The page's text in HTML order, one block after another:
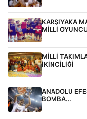
KARŞIYAKA
MİLLİ
MİLLİ
İKİNCİLİĞİ
ANADOLU
BOMBA...